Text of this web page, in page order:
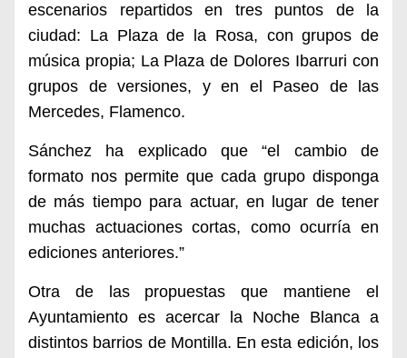
escenarios repartidos en tres puntos de la
ciudad: LaPlaza de la Rosa, con grupos de
música propia; La Plaza de Dolores Ibarruri con
grupos deversiones, y en el Paseo de las
Mercedes, Flamenco.
Sánchez ha explicado que“el cambio de
formato nos permite que cada grupo disponga
de más tiempo para actuar, en lugar de tener
muchas actuacionescortas, como ocurría en
ediciones anteriores.”
Otra de las propuestas que mantiene el
Ayuntamiento es acercar la Noche Blanca a
distintos barrios de Montilla. En esta edición, los